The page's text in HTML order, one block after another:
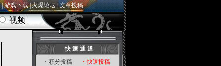
|游戏下载|火爆论坛|文章投稿
快 速 通 道
・ 积分投稿 ・快速投稿